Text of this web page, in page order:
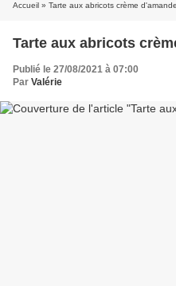
Accueil » Tarte aux abricots crème
Tarte aux abricots
Publié le 27/08/2021 à 07:00
Par Valérie